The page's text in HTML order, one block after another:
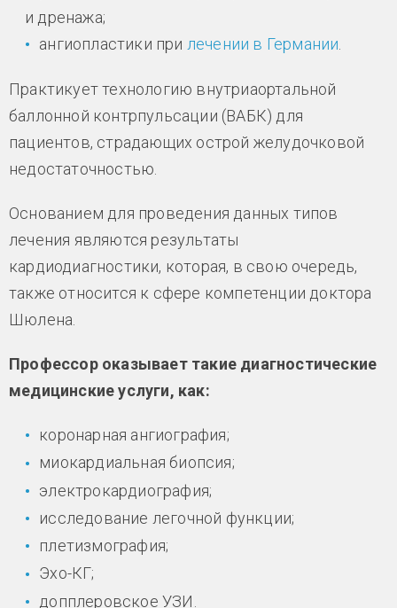
и дренажа;
ангиопластики при лечении в Германии
Практикует технологию внутриаортальной
баллонной контрпульсации (ВАБК) для
пациентов, страдающих острой желудочковой
недостаточностью.
Основанием для проведения данных типов
лечения являются результаты
кардиодиагностики, которая, в свою очередь,
также относится к сфере компетенции доктора
Шюлена.
Профессор оказывает такие диагностические
медицинские услуги, как:
коронарная ангиография;
миокардиальная биопсия;
электрокардиография;
исследование легочной функции;
плетизмография;
Эхо-КГ;
допплеровское УЗИ.